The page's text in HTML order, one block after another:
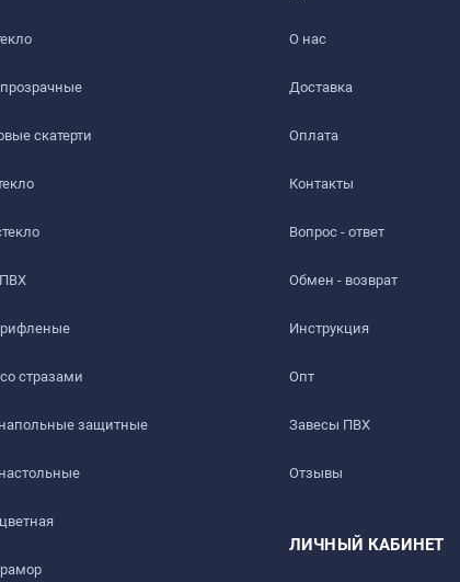
слабый быстро выветриваемый запах. Перед
прозрачные
скатерти
ПВХ
рифленые
стразами
защитные
О нас
Доставка​
Оплата
Контакты
Вопрос - ответ
Обмен - возврат
Инструкция
Опт
Завесы ПВХ
Отзывы
ЛИЧНЫЙ КАБИНЕТ